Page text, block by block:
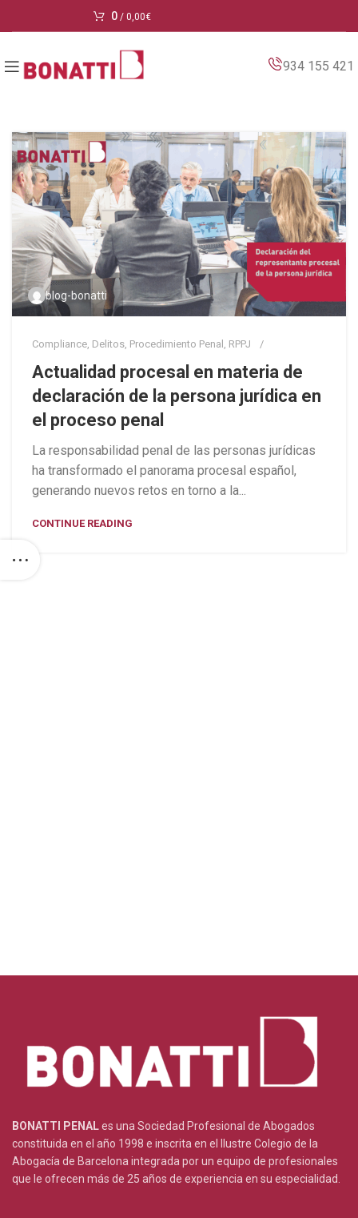
0 / 0,00€
934 155 421
blog-bonatti
Compliance, Delitos, Procedimiento Penal , RPPJ
Actualidad procesal en materia de
declaración de la persona jurídica en
el proceso penal
La responsabilidad penal de las personas jurídicas
ha transformado el panorama procesal español,
generando nuevos retos en torno a la...
CONTINUE READING
BONATTI PENALes una Sociedad Profesional de Abogados
constituida en el año 1998 e inscrita en el Ilustre Colegio de la
Abogacía de Barcelona integrada por un equipo de profesionales
que le ofrecen más de 25 años de experiencia en su especialidad.